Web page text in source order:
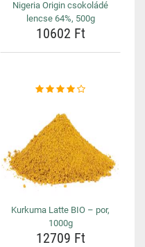
Nigeria Origin csokoládé
lencse 64%, 500g
10602 Ft
Kurkuma Latte BIO – por,
1000g
12709 Ft